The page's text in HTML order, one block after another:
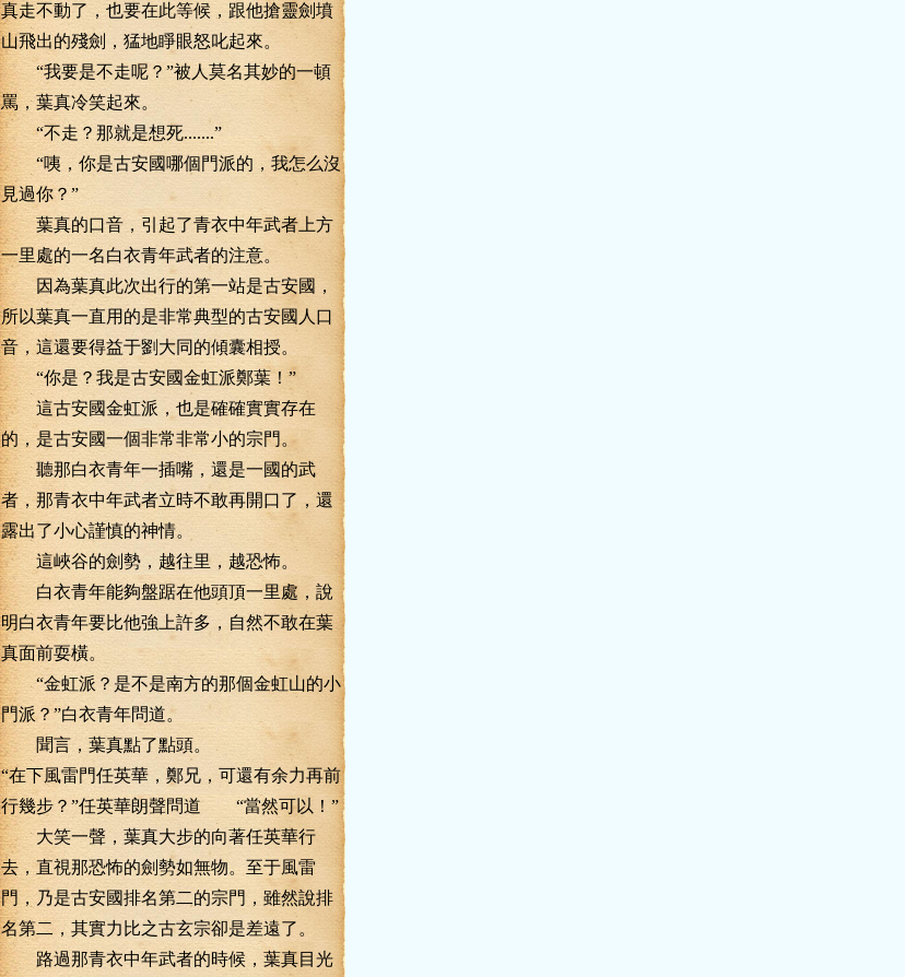
真走不動了，也要在此等候，跟他搶靈劍墳
山飛出的殘劍，猛地睜眼怒叱起來。
“我要是不走呢？”被人莫名其妙的一頓
罵，葉真冷笑起來。
“不走？那就是想死.......”
“咦，你是古安國哪個門派的，我怎么沒
見過你？”
葉真的口音，引起了青衣中年武者上方
一里處的一名白衣青年武者的注意。
因為葉真此次出行的第一站是古安國，
所以葉真一直用的是非常典型的古安國人口
音，這還要得益于劉大同的傾囊相授。
“你是？我是古安國金虹派鄭葉！”
這古安國金虹派，也是確確實實存在
的，是古安國一個非常非常小的宗門。
聽那白衣青年一插嘴，還是一國的武
者，那青衣中年武者立時不敢再開口了，還
露出了小心謹慎的神情。
這峽谷的劍勢，越往里，越恐怖。
白衣青年能夠盤踞在他頭頂一里處，說
明白衣青年要比他強上許多，自然不敢在葉
真面前耍橫。
“金虹派？是不是南方的那個金虹山的小
門派？”白衣青年問道。
聞言，葉真點了點頭。
“在下風雷門任英華，鄭兄，可還有余力再前
行幾步？”任英華朗聲問道 “當然可以！”
大笑一聲，葉真大步的向著任英華行
去，直視那恐怖的劍勢如無物。至于風雷
門，乃是古安國排名第二的宗門，雖然說排
名第二，其實力比之古玄宗卻是差遠了。
路過那青衣中年武者的時候，葉真目光